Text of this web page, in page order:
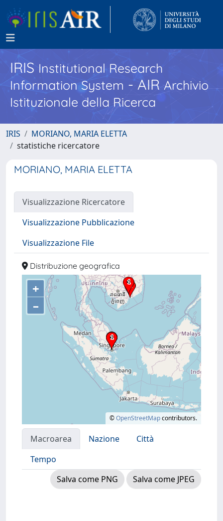
IRISInstitutional Research
Information System - AIR Archivio
Istituzionale della Ricerca
IRIS
MORIANO, MARIA ELETTA
statistiche ricercatore
MORIANO, MARIA ELETTA
Visualizzazione Ricercatore
Visualizzazione Pubblicazione
Visualizzazione File
Distribuzione geografica
+
–
©OpenStreetMapcontributors.
Macroarea Nazione
Città
Tempo
Salva come PNG
Salva come JPEG